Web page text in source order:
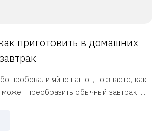
приготовить в домашних
пробовали яйцо пашот, то знаете, как
преобразить обычный завтрак. ...